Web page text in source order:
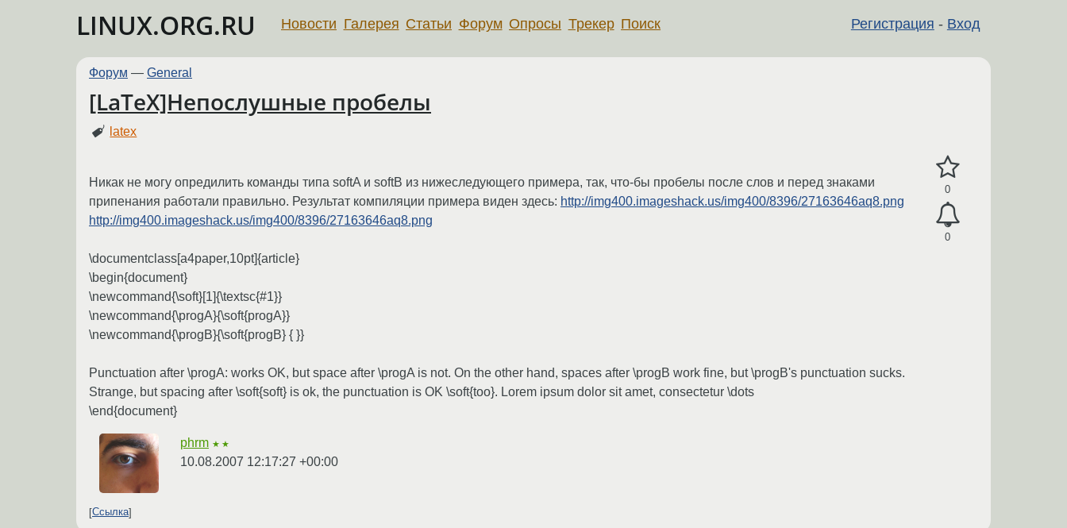
LINUX.ORG.RU Регистрация - Вход
Новости Галерея Статьи Форум Опросы Трекер Поиск
Форум — General
[LaTeX]Непослушные пробелы
latex
0
0
Никак не могу опредилить команды типа softA и softB из нижеследующего примера, так, что-бы пробелы после слов и перед знаками
припенания работали правильно. Результат компиляции примера виден здесь: http://img400.imageshack.us/img400/8396/27163646aq8.png
http://img400.imageshack.us/img400/8396/27163646aq8.png
\documentclass[a4paper,10pt]{article}
\begin{document}
\newcommand{\soft}[1]{\textsc{#1}}
\newcommand{\progA}{\soft{progA}}
\newcommand{\progB}{\soft{progB} { }}
Punctuation after \progA: works OK, but space after \progA is not. On the other hand, spaces after \progB work fine, but \progB's punctuation sucks.
Strange, but spacing after \soft{soft} is ok, the punctuation is OK \soft{too}. Lorem ipsum dolor sit amet, consectetur \dots
\end{document}
phrm ★★
10.08.2007 12:17:27 +00:00
Ссылка